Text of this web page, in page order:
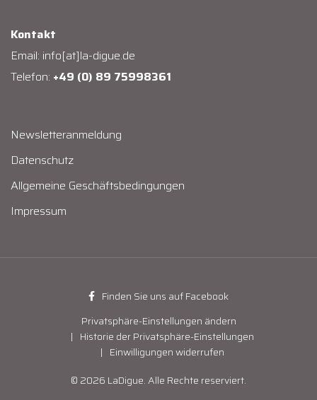
Kontakt
Email: info[at]la-digue.de
Telefon: +49 (0) 89 75998361
Newsletteranmeldung
Datenschutz
Allgemeine Geschäftsbedingungen
Impressum
Finden Sie uns auf Facebook
Privatsphäre-Einstellungen ändern
Historie der Privatsphäre-Einstellungen
Einwilligungen widerrufen
© 2026 LaDigue. Alle Rechte reserviert.